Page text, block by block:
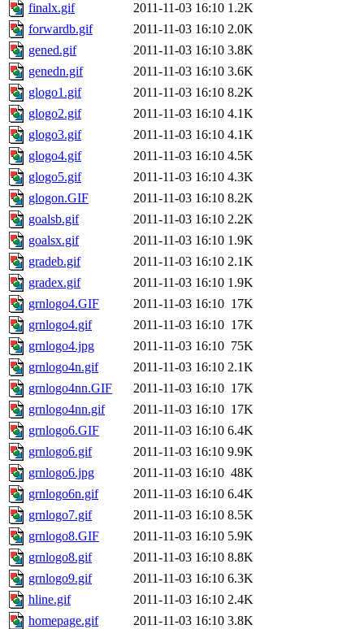
finalx.gif
2011-11-03 16:10 1.2K
forwardb.gif
2011-11-03 16:10 2.0K
gened.gif
2011-11-03 16:10 3.8K
genedn.gif
2011-11-03 16:10 3.6K
glogo1.gif
2011-11-03 16:10 8.2K
glogo2.gif
2011-11-03 16:10 4.1K
glogo3.gif
2011-11-03 16:10 4.1K
glogo4.gif
2011-11-03 16:10 4.5K
glogo5.gif
2011-11-03 16:10 4.3K
glogon.GIF
2011-11-03 16:10 8.2K
goalsb.gif
2011-11-03 16:10 2.2K
goalsx.gif
2011-11-03 16:10 1.9K
gradeb.gif
2011-11-03 16:10 2.1K
gradex.gif
2011-11-03 16:10 1.9K
grnlogo4.GIF
2011-11-03 16:10 17K
grnlogo4.gif
2011-11-03 16:10 17K
grnlogo4.jpg
2011-11-03 16:10 75K
grnlogo4n.gif
2011-11-03 16:10 2.1K
grnlogo4nn.GIF
2011-11-03 16:10 17K
grnlogo4nn.gif
2011-11-03 16:10 17K
grnlogo6.GIF
2011-11-03 16:10 6.4K
grnlogo6.gif
2011-11-03 16:10 9.9K
grnlogo6.jpg
2011-11-03 16:10 48K
grnlogo6n.gif
2011-11-03 16:10 6.4K
grnlogo7.gif
2011-11-03 16:10 8.5K
grnlogo8.GIF
2011-11-03 16:10 5.9K
grnlogo8.gif
2011-11-03 16:10 8.8K
grnlogo9.gif
2011-11-03 16:10 6.3K
hline.gif
2011-11-03 16:10 2.4K
homepage.gif
2011-11-03 16:10 3.8K